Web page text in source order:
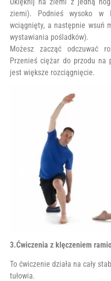
ziemi). Podnieś wysoko w
wciągnięty, a następnie wsuń
wystawiania pośladków).
Możesz zacząć odczuwać
Przenieś ciężar do przodu na
jest większe rozciągnięcie.
3.Ćwiczenia z klęczeniem
To ćwiczenie działa na cały
tułowia.